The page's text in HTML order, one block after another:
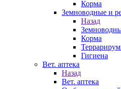
Корма
Земноводные и
Назад
Корма
Гигиена
Вет. аптека
Назад
Вет. аптека